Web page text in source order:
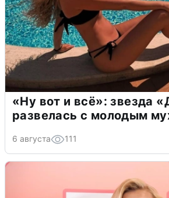
«Ну вот и всё»: звезда
развелась с молодым
6 августа 111